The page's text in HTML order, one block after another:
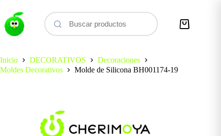
contenido
Carro
Inicio
DECORATIVOS
Decoraciones
Moldes Decorativos
Molde de Silicona BH001174-19